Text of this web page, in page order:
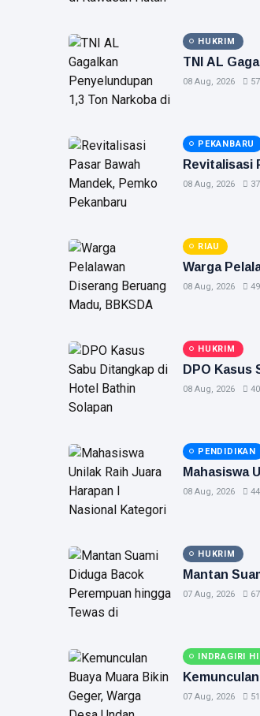
HUKRIM
TNI AL
08 Aug, 2026
PEKANBARU
Revitalisasi
08 Aug, 2026
RIAU
Warga
08 Aug, 2026
HUKRIM
DPO Kasus
08 Aug, 2026
PENDIDIKAN
Mahasiswa
08 Aug, 2026
HUKRIM
Mantan
07 Aug, 2026
INDRAGIRI
07 Aug, 2026